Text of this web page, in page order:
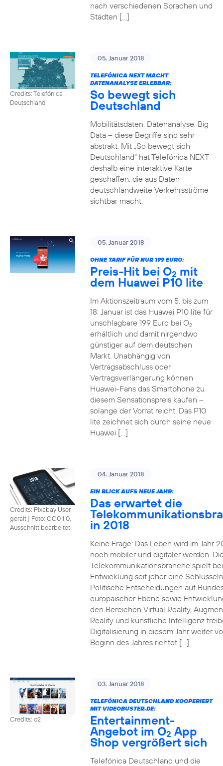
nach verschiedenen Sprachen und
Städten […]
Credits: Telefónica
Deutschland
05. Januar 2018
TELEFÓNICA NEXT MACHT
DATENANALYSE ERLEBBAR:
So bewegt sich
Deutschland
Mobilitätsdaten, Datenanalyse, Big
Data – diese Begriffe sind sehr
abstrakt. Mit „So bewegt sich
Deutschland“ hat Telefónica NEXT
deshalb eine interaktive Karte
geschaffen, die aus Daten
deutschlandweite Verkehrsströme
sichtbar macht.
05. Januar 2018
OHNE TARIF FÜR NUR 199 EURO:
Preis-Hit bei O2 mit
dem Huawei P10 lite
Im Aktionszeitraum vom 5. bis zum
18. Januar ist das Huawei P10 lite für
unschlagbare 199 Euro bei O2
erhältlich und damit nirgendwo
günstiger auf dem deutschen
Markt. Unabhängig von
Vertragsabschluss oder
Vertragsverlängerung können
Huawei-Fans das Smartphone zu
diesem Sensationspreis kaufen –
solange der Vorrat reicht. Das P10
lite zeichnet sich durch seine neue
Huawei […]
Credits: Pixabay User
geralt | Foto: CC0 1.0,
Ausschnitt bearbeitet
04. Januar 2018
EIN BLICK AUFS NEUE JAHR:
Das erwartet die
in 2018
Keine Frage: Das Leben wird im Jahr
noch mobiler und digitaler werden.
Telekommunikationsbranche spielt
Entwicklung seit jeher eine
Politische Entscheidungen auf
europäischer Ebene sowie
den Bereichen Virtual Reality,
Reality und künstliche Intelligenz
Digitalisierung in diesem Jahr weiter
Beginn des Jahres richtet […]
Credits: o2
03. Januar 2018
TELEFÓNICA DEUTSCHLAND KOOPERIERT
MIT VIDEOBUSTER.DE:
Entertainment-
Angebot im O2 App
Shop vergrößert sich
Telefónica Deutschland und die